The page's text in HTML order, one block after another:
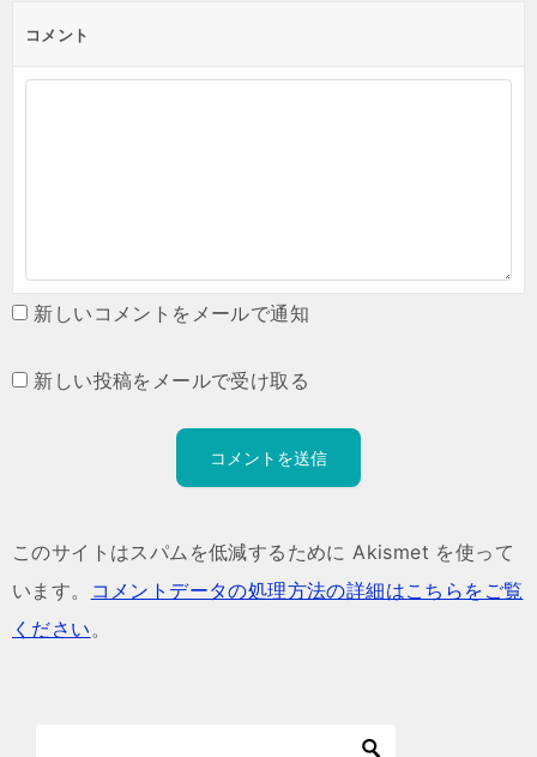
コメント
新しいコメントをメールで通知
新しい投稿をメールで受け取る
このサイトはスパムを低減するために Akismet を使って
います。
コメントデータの処理方法の詳細はこちらをご覧
ください。